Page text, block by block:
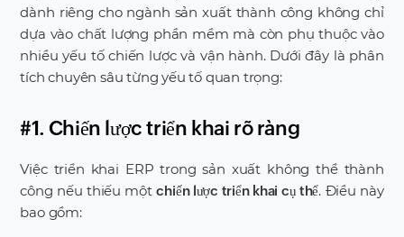
dành riêng cho ngành sản xuất thành công không chỉ
dựa vào chất lượng phần mềm mà còn phụ thuộc vào
nhiều yếu tố chiến lược và vận hành. Dưới đây là phân
tích chuyên sâu từng yếu tố quan trọng:
#1. Chiến lược triển khai rõ ràng
Việc triển khai ERP trong sản xuất không thể thành
công nếu thiếu mộtchiến lược triển khai cụ thể. Điều này
bao gồm: